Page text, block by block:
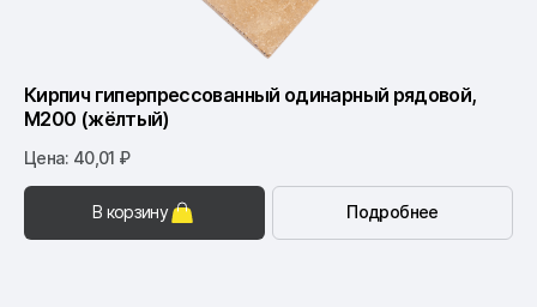
Кирпич гиперпрессованный одинарный рядовой,
М200 (жёлтый)
Цена: 40,01 ₽
В корзину Подробнее